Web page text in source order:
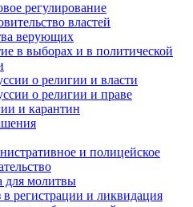
регулирование
властей
верующих
в выборах и в политической
о религии и власти
о религии и праве
и карантин
и полицейское
для молитвы
в регистрации и ликвидация